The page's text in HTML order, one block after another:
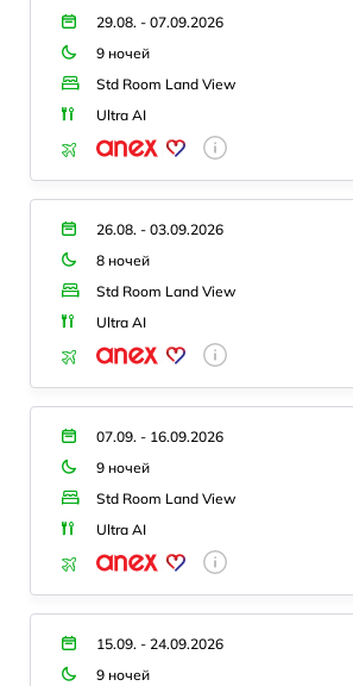
29.08. - 07.09.2026
9 ночей
Std Room Land View
Ultra AI
26.08. - 03.09.2026
8 ночей
Std Room Land View
Ultra AI
07.09. - 16.09.2026
9 ночей
Std Room Land View
Ultra AI
15.09. - 24.09.2026
9 ночей